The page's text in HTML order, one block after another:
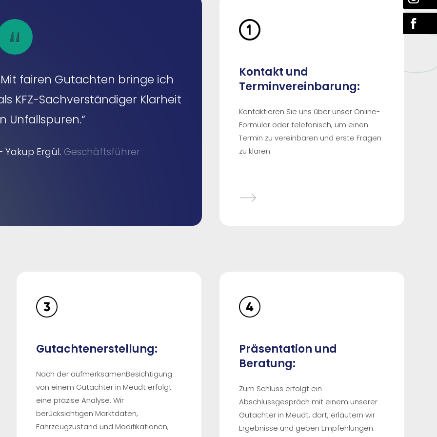
fairen Gutachten bringe ich
KFZ-Sachverständiger Klarheit
Unfallspuren.“
Yakup Ergül. Geschäftsführer
Kontakt und
Terminvereinbarung:
Kontaktieren Sie uns über unser Online-
Formular oder telefonisch, um einen
Termin zu vereinbaren und erste Fragen
zu klären.
Gutachtenerstellung:
Nach der aufmerksamenBesichtigung
von einem Gutachter in Meudt erfolgt
eine präzise Analyse. Wir
berücksichtigen Marktdaten,
Fahrzeugzustand und Modifikationen,
Präsentation und
Beratung:
Zum Schluss erfolgt ein
Abschlussgespräch mit einem unserer
Gutachter in Meudt, dort, erläutern wir
Ergebnisse und geben Empfehlungen.